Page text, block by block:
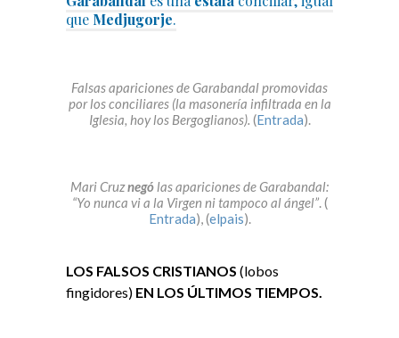
que Medjugorje.
Falsas apariciones de Garabandal promovidas
por los conciliares (la masonería infiltrada en la
Iglesia, hoy los Bergoglianos). (Entrada).
Mari Cruznegó las apariciones de Garabandal:
“Yo nunca vi a la Virgen ni tampoco al ángel”. (
Entrada), (elpais).
LOS FALSOS CRISTIANOS (lobos
fingidores) EN LOS ÚLTIMOS TIEMPOS.